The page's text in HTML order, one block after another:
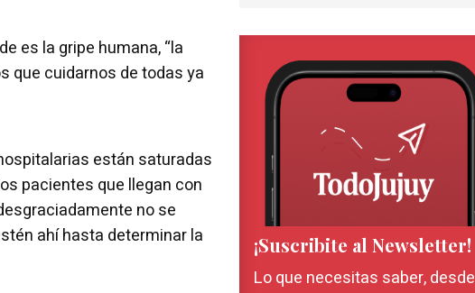
es la gripe humana, “la
que cuidarnos de todas ya
están saturadas
pacientes que llegan con
no se
ahí hasta determinar la
¡Suscribite al Newsletter!
Lo que necesitas saber, desde